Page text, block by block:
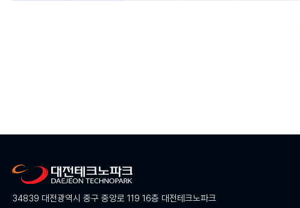
34839 대전광역시 중구 중앙로 119 16층 대전테크노파크